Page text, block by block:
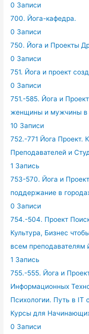
0 Записи
700. Йога-кафедра.
0 Записи
750. Йога и Проекты
0 Записи
751. Йога и проект
0 Записи
751.-585. Йога и
женщины и мужчины в
10 Записи
752.-771 Йога Проект.
Преподавателей и
1 Запись
753-570. Йога и
поддержание в
0 Записи
754.-504. Проект
Культура, Бизнес
всем преподавателям
1 Запись
755.-555. Йога и
Информационных
Психологии. Путь в IT
Курсы для
0 Записи